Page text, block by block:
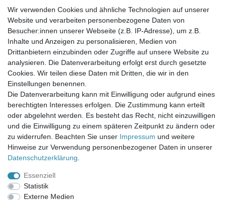
Newsletter-Anmeldung
FAQ / Fragen
Mein Warenkorb
Mein Merkzettel
Mein Konto
UNSER LADENGESCHÄFT
Gottlieb-Daimler-Str. 10
33334 Gütersloh
ÖFFNUNGSZEITEN
Montag - Dienstag: 8.00 - 18.00 Uhr, Mittwoch Ruhetag,
Donnerstag: 8.00 - 18.00 Uhr, Freitag 8.00 - 14.00 Uhr
KUNDENSERVICE
Telefon: (05241) 403 22 38
Wir verwenden Cookies und ähnliche Technologien auf unserer
Website und verarbeiten personenbezogene Daten von
Besucher:innen unserer Webseite (z.B. IP-Adresse), um z.B.
Inhalte und Anzeigen zu personalisieren, Medien von
Drittanbietern einzubinden oder Zugriffe auf unsere Website zu
analysieren. Die Datenverarbeitung erfolgt erst durch gesetzte
Cookies. Wir teilen diese Daten mit Dritten, die wir in den
Einstellungen benennen.
Die Datenverarbeitung kann mit Einwilligung oder aufgrund eines
berechtigten Interesses erfolgen. Die Zustimmung kann erteilt
oder abgelehnt werden. Es besteht das Recht, nicht einzuwilligen
und die Einwilligung zu einem späteren Zeitpunkt zu ändern oder
zu widerrufen. Beachten Sie unser Impressum und weitere
Hinweise zur Verwendung personenbezogener Daten in unserer
Daten­schutz­erklärung
Essenziell
Statistik
Externe Medien